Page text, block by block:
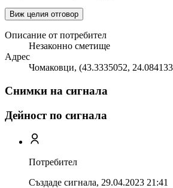
Виж целия отговор
Описание от потребител
Незаконно сметище
Адрес
Чомаковци, (43.3335052,
Снимки на сигнала
Дейност по сигнала
Потребител
Създаде сигнала, 29.04.2023 21:41